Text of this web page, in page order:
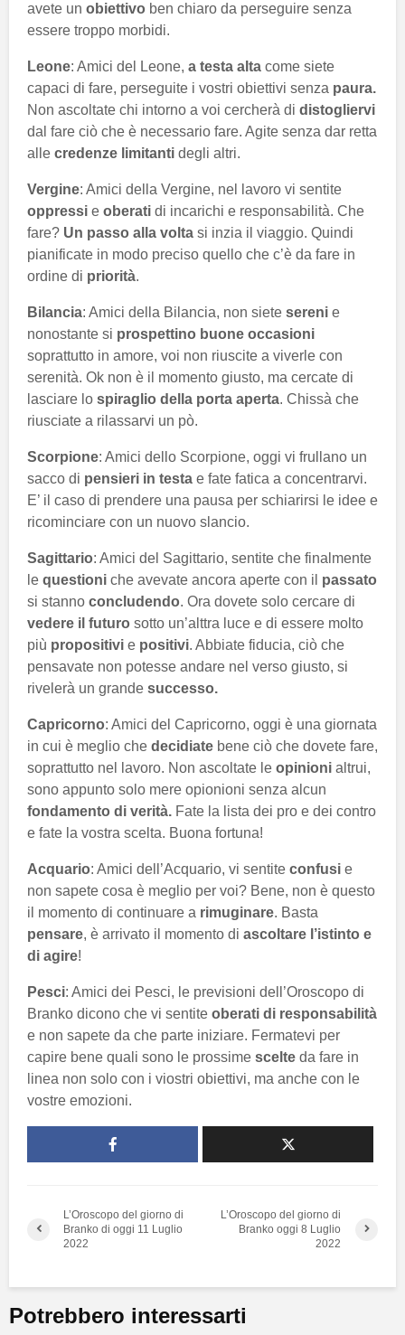
avete un obiettivo ben chiaro da perseguire senza
essere troppo morbidi.
Leone: Amici del Leone, a testa alta come siete
capaci di fare, perseguite i vostri obiettivi senza paura.
Non ascoltate chi intorno a voi cercherà di distogliervi
dal fare ciò che è necessario fare. Agite senza dar retta
alle credenze limitanti degli altri.
Vergine: Amici della Vergine, nel lavoro vi sentite
oppressi e oberati di incarichi e responsabilità. Che
fare? Un passo alla volta si inzia il viaggio. Quindi
pianificate in modo preciso quello che c’è da fare in
ordine di priorità.
Bilancia: Amici della Bilancia, non siete sereni e
nonostante si prospettino buone occasioni
soprattutto in amore, voi non riuscite a viverle con
serenità. Ok non è il momento giusto, ma cercate di
lasciare lo spiraglio della porta aperta. Chissà che
riusciate a rilassarvi un pò.
Scorpione: Amici dello Scorpione, oggi vi frullano un
sacco di pensieri in testa e fate fatica a concentrarvi.
E’ il caso di prendere una pausa per schiarirsi le idee e
ricominciare con un nuovo slancio.
Sagittario: Amici del Sagittario, sentite che finalmente
le questioni che avevate ancora aperte con il passato
si stanno concludendo. Ora dovete solo cercare di
vedere il futuro sotto un’alttra luce e di essere molto
più propositivi e positivi. Abbiate fiducia, ciò che
pensavate non potesse andare nel verso giusto, si
rivelerà un grande successo.
Capricorno: Amici del Capricorno, oggi è una giornata
in cui è meglio che decidiate bene ciò che dovete fare,
soprattutto nel lavoro. Non ascoltate le opinioni altrui,
sono appunto solo mere opionioni senza alcun
fondamento di verità. Fate la lista dei pro e dei contro
e fate la vostra scelta. Buona fortuna!
Acquario: Amici dell’Acquario, vi sentite confusi e
non sapete cosa è meglio per voi? Bene, non è questo
il momento di continuare a rimuginare. Basta
pensare, è arrivato il momento di ascoltare l’istinto e
di agire!
Pesci: Amici dei Pesci, le previsioni dell’Oroscopo di
Branko dicono che vi sentite oberati di responsabilità
e non sapete da che parte iniziare. Fermatevi per
capire bene quali sono le prossime scelte da fare in
linea non solo con i viostri obiettivi, ma anche con le
vostre emozioni.
L’Oroscopo del giorno di
Branko di oggi 11 Luglio
2022
L’Oroscopo del giorno di
Branko oggi 8 Luglio
2022
Potrebbero interessarti